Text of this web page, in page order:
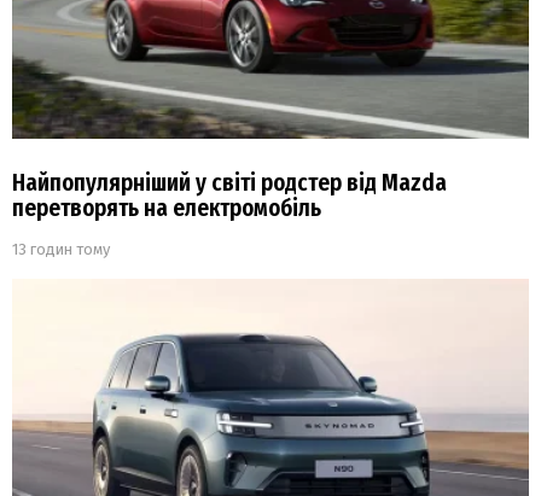
Найпопулярніший у світі родстер від Mazda
перетворять на електромобіль
13 годин тому